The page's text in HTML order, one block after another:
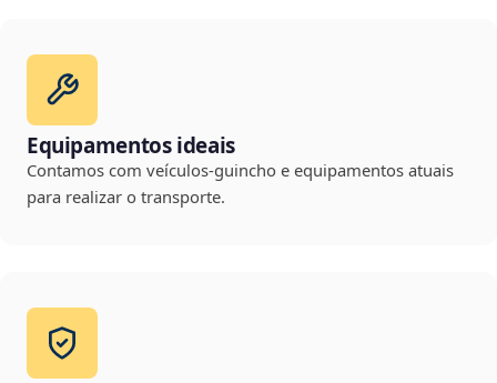
Equipamentos ideais
Contamos com veículos-guincho e equipamentos atuais
para realizar o transporte.